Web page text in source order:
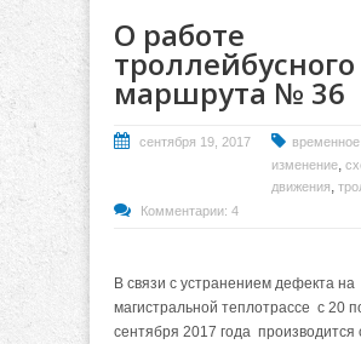
О работе
троллейбусного
маршрута № 36
сентября 19, 2017
временное
изменение,
движения,
Комментарии: 4
В связи с устранением дефекта на
магистральной теплотрассе с 20
сентября 2017 года производится